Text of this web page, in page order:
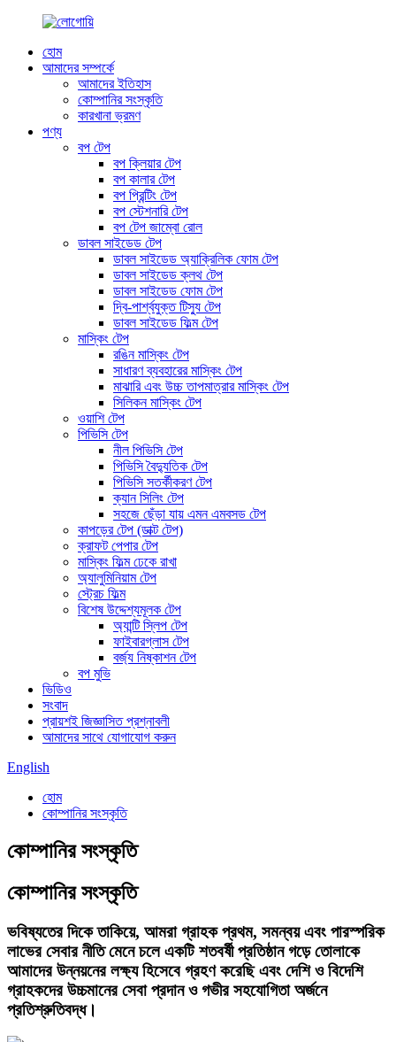
হোম
আমাদের সম্পর্কে
আমাদের ইতিহাস
কোম্পানির সংস্কৃতি
কারখানা ভ্রমণ
পণ্য
বপ টেপ
বপ ক্লিয়ার টেপ
বপ কালার টেপ
বপ প্রিন্টিং টেপ
বপ স্টেশনারি টেপ
বপ টেপ জাম্বো রোল
ডাবল সাইডেড টেপ
ডাবল সাইডেড অ্যাক্রিলিক ফোম টেপ
ডাবল সাইডেড ক্লথ টেপ
ডাবল সাইডেড ফোম টেপ
দ্বি-পার্শ্বযুক্ত টিস্যু টেপ
ডাবল সাইডেড ফিল্ম টেপ
মাস্কিং টেপ
রঙিন মাস্কিং টেপ
সাধারণ ব্যবহারের মাস্কিং টেপ
মাঝারি এবং উচ্চ তাপমাত্রার মাস্কিং টেপ
সিলিকন মাস্কিং টেপ
ওয়াশি টেপ
পিভিসি টেপ
নীল পিভিসি টেপ
পিভিসি বৈদ্যুতিক টেপ
পিভিসি সতর্কীকরণ টেপ
ক্যান সিলিং টেপ
সহজে ছেঁড়া যায় এমন এমবসড টেপ
কাপড়ের টেপ (ডাক্ট টেপ)
ক্রাফট পেপার টেপ
মাস্কিং ফিল্ম ঢেকে রাখা
অ্যালুমিনিয়াম টেপ
স্ট্রেচ ফিল্ম
বিশেষ উদ্দেশ্যমূলক টেপ
অ্যান্টি স্লিপ টেপ
ফাইবারগ্লাস টেপ
বর্জ্য নিষ্কাশন টেপ
বপ মুভি
ভিডিও
সংবাদ
প্রায়শই জিজ্ঞাসিত প্রশ্নাবলী
আমাদের সাথে যোগাযোগ করুন
English
হোম
কোম্পানির সংস্কৃতি
কোম্পানির সংস্কৃতি
কোম্পানির সংস্কৃতি
ভবিষ্যতের দিকে তাকিয়ে, আমরা গ্রাহক প্রথম, সমন্বয় এবং পারস্পরিক
লাভের সেবার নীতি মেনে চলে একটি শতবর্ষী প্রতিষ্ঠান গড়ে তোলাকে
আমাদের উন্নয়নের লক্ষ্য হিসেবে গ্রহণ করেছি এবং দেশি ও বিদেশি
গ্রাহকদের উচ্চমানের সেবা প্রদান ও গভীর সহযোগিতা অর্জনে
প্রতিশ্রুতিবদ্ধ।